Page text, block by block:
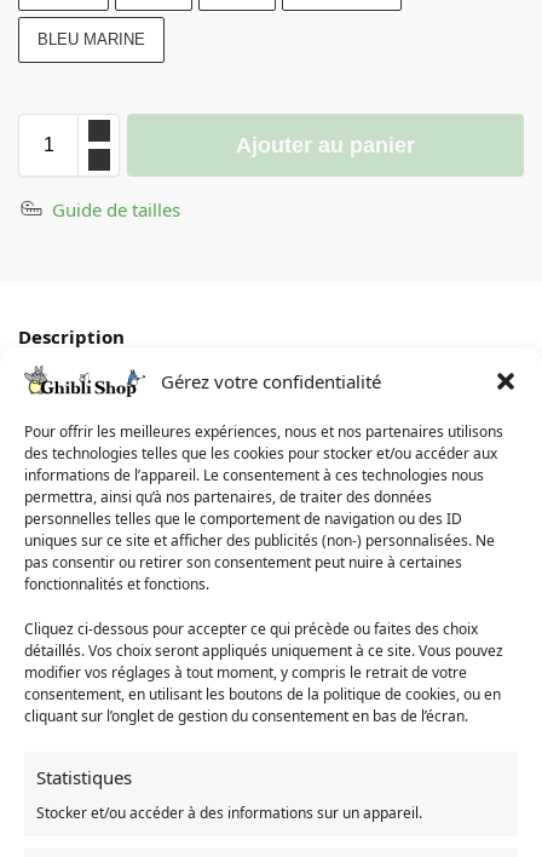
Gérez votre confidentialité
Pour offrir les meilleures expériences, nous et nos partenaires utilisons
des technologies telles que les cookies pour stocker et/ou accéder aux
informations de l’appareil. Le consentement à ces technologies nous
permettra, ainsi qu’à nos partenaires, de traiter des données
personnelles telles que le comportement de navigation ou des ID
uniques sur ce site et afficher des publicités (non-) personnalisées. Ne
pas consentir ou retirer son consentement peut nuire à certaines
fonctionnalités et fonctions.
Cliquez ci-dessous pour accepter ce qui précède ou faites des choix
détaillés. Vos choix seront appliqués uniquement à ce site. Vous pouvez
modifier vos réglages à tout moment, y compris le retrait de votre
consentement, en utilisant les boutons de la politique de cookies, ou en
cliquant sur l’onglet de gestion du consentement en bas de l’écran.
Statistiques
Stocker et/ou accéder à des informations sur un appareil.
BLEU MARINE
Ajouter au panier
Guide de tailles
Description
Informations complémentaires
Avis 0
Guide de tailles
Soyez unique grâce à notre T-shirt
Chihiro Printanier
Graphisme authentique et design
Impression digitale en 3 dimensions Japonaise
Matière: 100% coton organique brossé
N’hésitez pas à consulter notre guide des tailles pour plus de
détails !